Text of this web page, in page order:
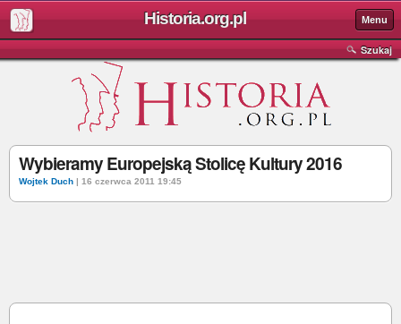
Historia.org.pl Menu
Szukaj
Wybieramy Europejską Stolicę Kultury 2016
Wojtek Duch | 16 czerwca 2011 19:45